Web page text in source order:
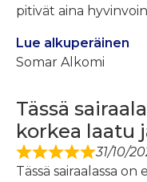
pitivät aina
Lue alkuperäinen
Somar Alkomi
Tässä
korkea laatu
31/10/
Tässä sairaalassa